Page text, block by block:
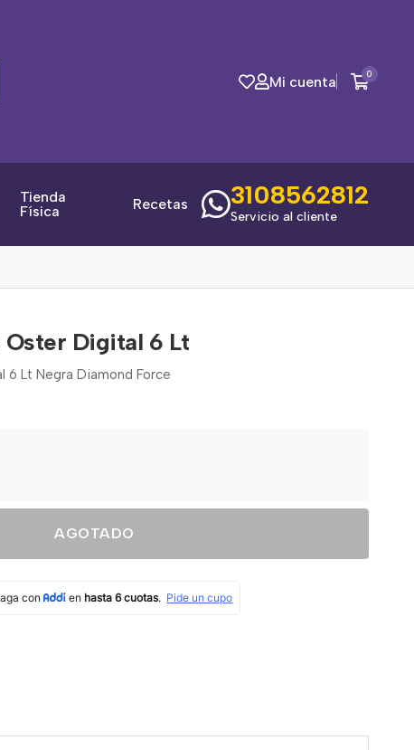
Mi cuenta 0
Tienda
Física
Recetas 3108562812
Servicio al cliente
Digital 6 Lt
Lt Negra Diamond Force
AGOTADO